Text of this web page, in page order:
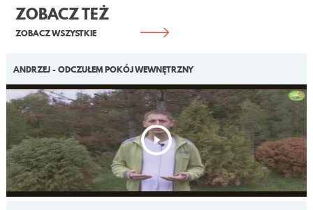
ZOBACZ TEŻ
ZOBACZ WSZYSTKIE
ANDRZEJ - ODCZUŁEM POKÓJ WEWNĘTRZNY